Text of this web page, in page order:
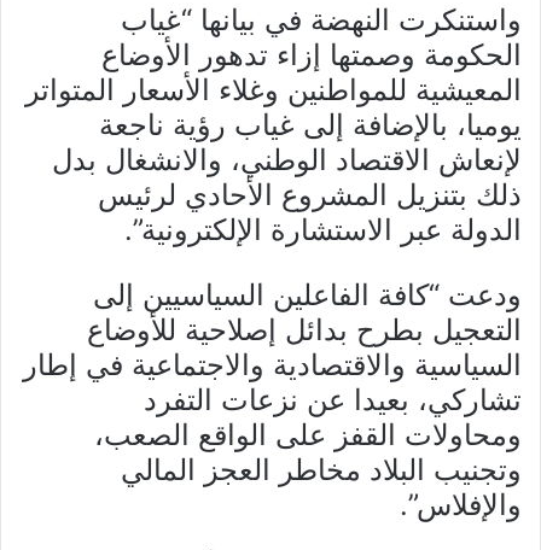
واستنكرت النهضة في بيانها “غياب
الحكومة وصمتها إزاء تدهور الأوضاع
المعيشية للمواطنين وغلاء الأسعار المتواتر
يوميا، بالإضافة إلى غياب رؤية ناجعة
لإنعاش الاقتصاد الوطني، والانشغال بدل
ذلك بتنزيل المشروع الأحادي لرئيس
الدولة عبر الاستشارة الإلكترونية”.
ودعت “كافة الفاعلين السياسيين إلى
التعجيل بطرح بدائل إصلاحية للأوضاع
السياسية والاقتصادية والاجتماعية في إطار
تشاركي، بعيدا عن نزعات التفرد
ومحاولات القفز على الواقع الصعب،
وتجنيب البلاد مخاطر العجز المالي
والإفلاس”.